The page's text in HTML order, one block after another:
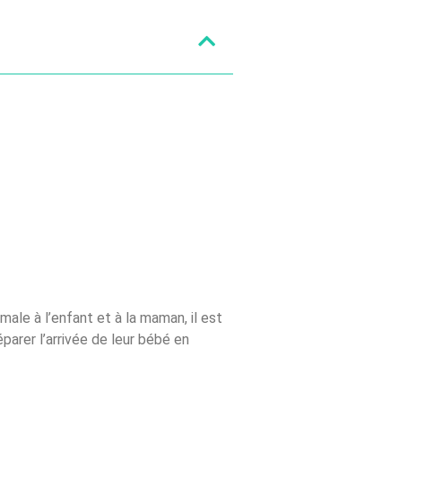
à l’enfant et à la maman, il est
l’arrivée de leur bébé en